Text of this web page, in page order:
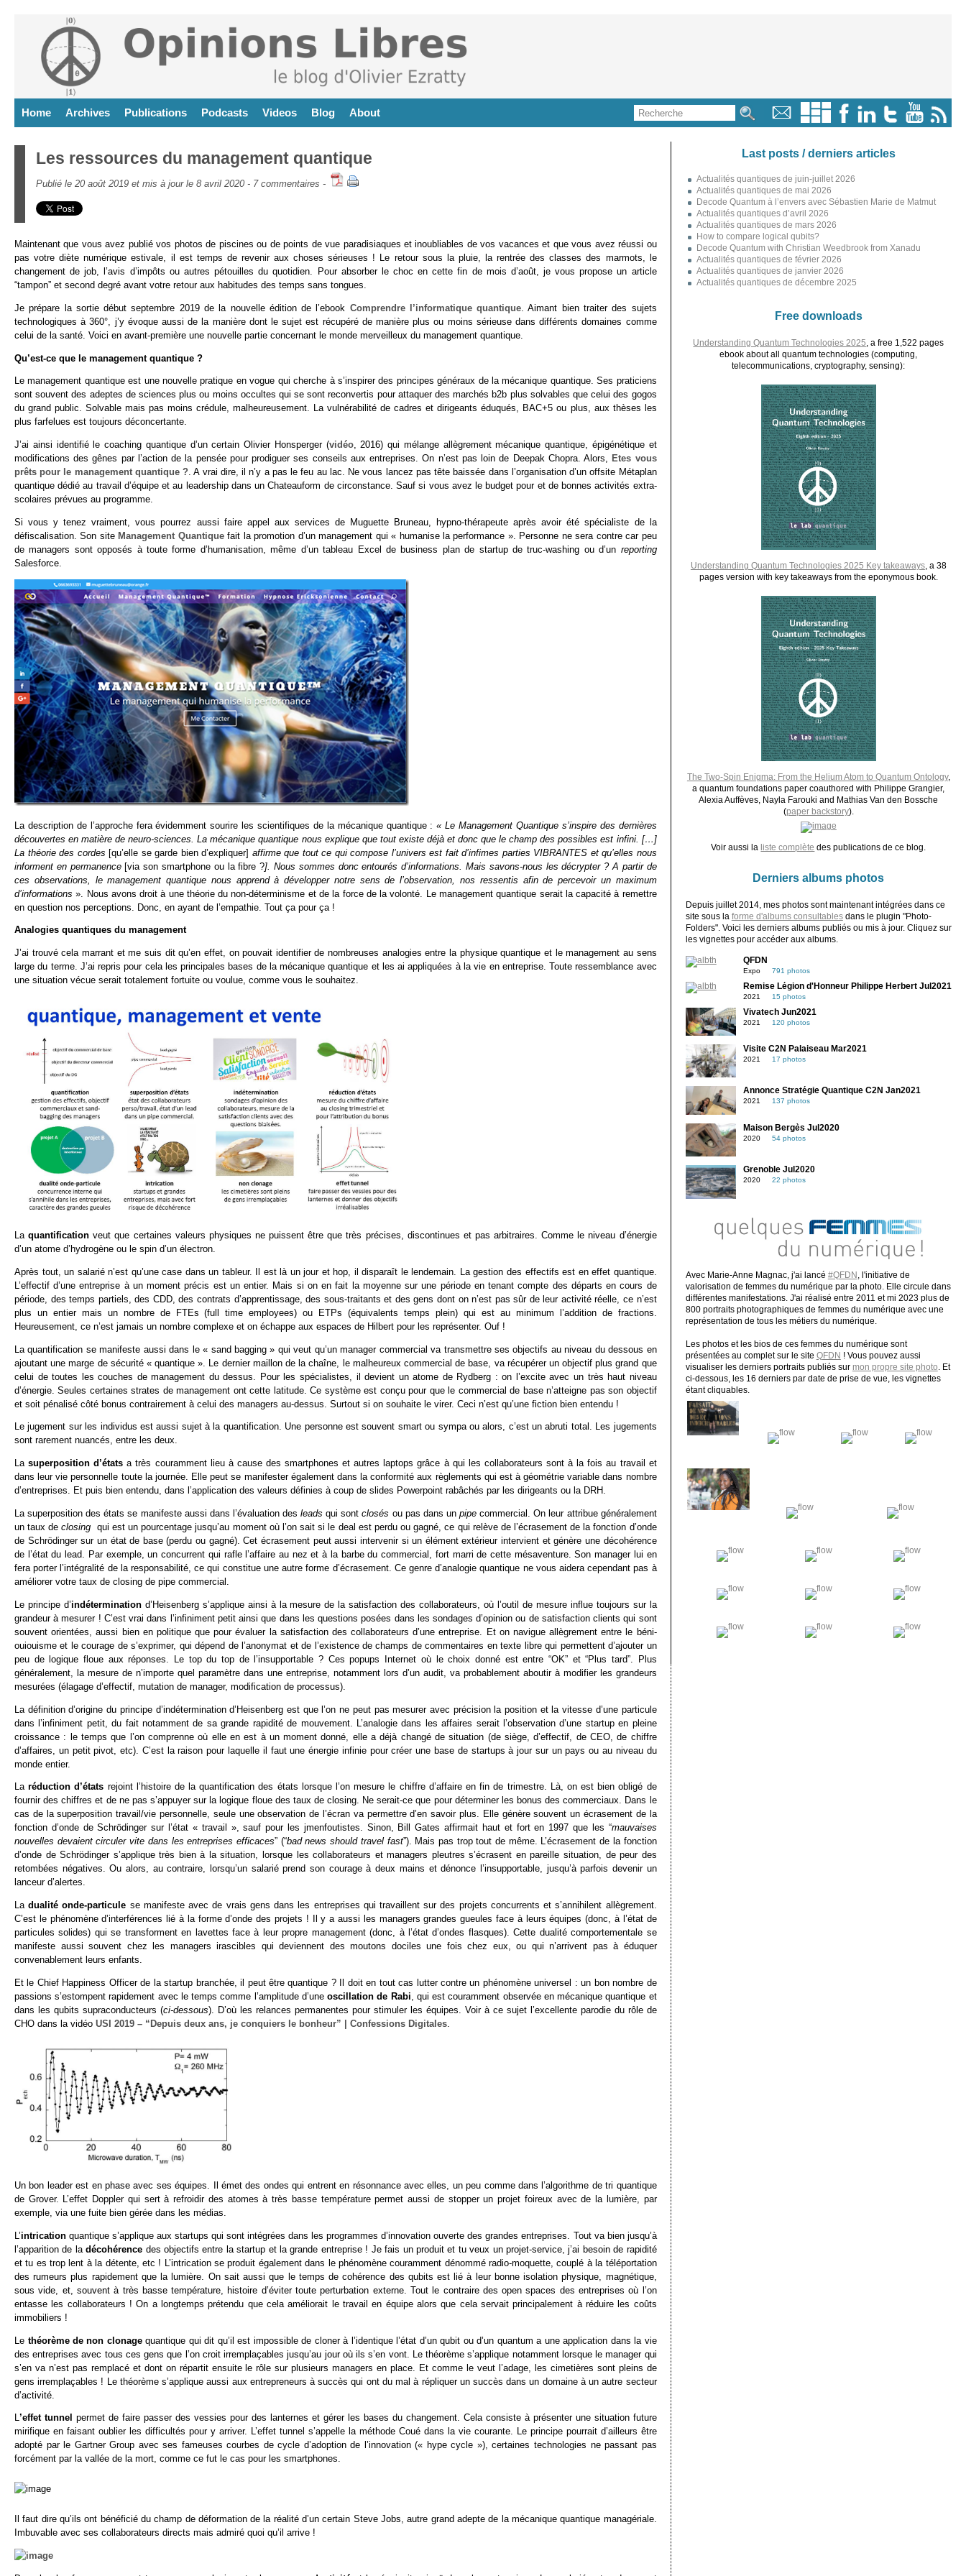
Home Archives Publications Podcasts Videos Blog About
Les ressources du management quantique
Publié le 20 août 2019 et mis à jour le 8 avril 2020 - 7 commentaires -
Maintenant que vous avez publié vos photos de piscines ou de points de vue paradisiaques et inoubliables de vos vacances et que vous avez réussi ou
pas votre diète numérique estivale, il est temps de revenir aux choses sérieuses ! Le retour sous la pluie, la rentrée des classes des marmots, le
changement de job, l’avis d’impôts ou autres pétouilles du quotidien. Pour absorber le choc en cette fin de mois d’août, je vous propose un article
“tampon” et second degré avant votre retour aux habitudes des temps sans tongues.
Je prépare la sortie début septembre 2019 de la nouvelle édition de l’ebook Comprendre l’informatique quantique . Aimant bien traiter des sujets
technologiques à 360°, j’y évoque aussi de la manière dont le sujet est récupéré de manière plus ou moins sérieuse dans différents domaines comme
celui de la santé. Voici en avant-première une nouvelle partie concernant le monde merveilleux du management quantique.
Qu’est-ce que le management quantique ?
Le management quantique est une nouvelle pratique en vogue qui cherche à s’inspirer des principes généraux de la mécanique quantique. Ses praticiens
sont souvent des adeptes de sciences plus ou moins occultes qui se sont reconvertis pour attaquer des marchés b2b plus solvables que celui des gogos
du grand public. Solvable mais pas moins crédule, malheureusement. La vulnérabilité de cadres et dirigeants éduqués, BAC+5 ou plus, aux thèses les
plus farfelues est toujours déconcertante.
J’ai ainsi identifié le coaching quantique d’un certain Olivier Honsperger (vidéo, 2016) qui mélange allègrement mécanique quantique, épigénétique et
modifications des gênes par l’action de la pensée pour prodiguer ses conseils aux entreprises. On n’est pas loin de Deepak Chopra. Alors, Etes vous
prêts pour le management quantique ?. A vrai dire, il n’y a pas le feu au lac. Ne vous lancez pas tête baissée dans l’organisation d’un offsite Métaplan
quantique dédié au travail d’équipe et au leadership dans un Chateauform de circonstance. Sauf si vous avez le budget pour et de bonnes activités extra-
scolaires prévues au programme.
Si vous y tenez vraiment, vous pourrez aussi faire appel aux services de Muguette Bruneau, hypno-thérapeute après avoir été spécialiste de la
défiscalisation. Son site Management Quantiquefait la promotion d’un management qui « humanise la performance ». Personne ne sera contre car peu
de managers sont opposés à toute forme d’humanisation, même d’un tableau Excel de business plan de startup de truc-washing ou d’un reporting
Salesforce.
La description de l’approche fera évidemment sourire les scientifiques de la mécanique quantique :« Le Management Quantique s’inspire des dernières
découvertes en matière de neuro-sciences. La mécanique quantique nous explique que tout existe déjà et donc que le champ des possibles est infini. […]
La théorie des cordes [qu’elle se garde bien d’expliquer] affirme que tout ce qui compose l’univers est fait d’infimes parties VIBRANTES et qu’elles nous
informent en permanence [via son smartphone ou la fibre ?]. Nous sommes donc entourés d’informations. Mais savons-nous les décrypter ? A partir de
ces observations, le management quantique nous apprend à développer notre sens de l’observation, nos ressentis afin de percevoir un maximum
d’informations ». Nous avons droit à une théorie du non-déterminisme et de la force de la volonté. Le management quantique serait la capacité à remettre
en question nos perceptions. Donc, en ayant de l’empathie. Tout ça pour ça !
Analogies quantiques du management
J’ai trouvé cela marrant et me suis dit qu’en effet, on pouvait identifier de nombreuses analogies entre la physique quantique et le management au sens
large du terme. J’ai repris pour cela les principales bases de la mécanique quantique et les ai appliquées à la vie en entreprise. Toute ressemblance avec
une situation vécue serait totalement fortuite ou voulue, comme vous le souhaitez.
Laquantification veut que certaines valeurs physiques ne puissent être que très précises, discontinues et pas arbitraires. Comme le niveau d’énergie
d’un atome d’hydrogène ou le spin d’un électron.
Après tout, un salarié n’est qu’une case dans un tableur. Il est là un jour et hop, il disparaît le lendemain. La gestion des effectifs est en effet quantique.
L’effectif d’une entreprise à un moment précis est un entier. Mais si on en fait la moyenne sur une période en tenant compte des départs en cours de
période, des temps partiels, des CDD, des contrats d’apprentissage, des sous-traitants et des gens dont on n’est pas sûr de leur activité réelle, ce n’est
plus un entier mais un nombre de FTEs (full time employees) ou ETPs (équivalents temps plein) qui est au minimum l’addition de fractions.
Heureusement, ce n’est jamais un nombre complexe et on échappe aux espaces de Hilbert pour les représenter. Ouf !
La quantification se manifeste aussi dans le « sand bagging » qui veut qu’un manager commercial va transmettre ses objectifs au niveau du dessous en
ajoutant une marge de sécurité « quantique ». Le dernier maillon de la chaîne, le malheureux commercial de base, va récupérer un objectif plus grand que
celui de toutes les couches de management du dessus. Pour les spécialistes, il devient un atome de Rydberg : on l’excite avec un très haut niveau
d’énergie. Seules certaines strates de management ont cette latitude. Ce système est conçu pour que le commercial de base n’atteigne pas son objectif
et soit pénalisé côté bonus contrairement à celui des managers au-dessus. Surtout si on souhaite le virer. Ceci n’est qu’une fiction bien entendu !
Le jugement sur les individus est aussi sujet à la quantification. Une personne est souvent smart ou sympa ou alors, c’est un abruti total. Les jugements
sont rarement nuancés, entre les deux.
Lasuperposition d’états a très couramment lieu à cause des smartphones et autres laptops grâce à qui les collaborateurs sont à la fois au travail et
dans leur vie personnelle toute la journée. Elle peut se manifester également dans la conformité aux règlements qui est à géométrie variable dans nombre
d’entreprises. Et puis bien entendu, dans l’application des valeurs définies à coup de slides Powerpoint rabâchés par les dirigeants ou la DRH.
La superposition des états se manifeste aussi dans l’évaluation desleads qui sontclosés ou pas dans unpipe commercial. On leur attribue généralement
un taux declosing qui est un pourcentage jusqu’au moment où l’on sait si le deal est perdu ou gagné, ce qui relève de l’écrasement de la fonction d’onde
de Schrödinger sur un état de base (perdu ou gagné). Cet écrasement peut aussi intervenir si un élément extérieur intervient et génère une décohérence
de l’état du lead. Par exemple, un concurrent qui rafle l’affaire au nez et à la barbe du commercial, fort marri de cette mésaventure. Son manager lui en
fera porter l’intégralité de la responsabilité, ce qui constitue une autre forme d’écrasement. Ce genre d’analogie quantique ne vous aidera cependant pas à
améliorer votre taux de closing de pipe commercial.
Le principe d’indéterminationd’Heisenberg s’applique ainsi à la mesure de la satisfaction des collaborateurs, où l’outil de mesure influe toujours sur la
grandeur à mesurer ! C’est vrai dans l’infiniment petit ainsi que dans les questions posées dans les sondages d’opinion ou de satisfaction clients qui sont
souvent orientées, aussi bien en politique que pour évaluer la satisfaction des collaborateurs d’une entreprise. Et on navigue allègrement entre le béni-
ouiouisme et le courage de s’exprimer, qui dépend de l’anonymat et de l’existence de champs de commentaires en texte libre qui permettent d’ajouter un
peu de logique floue aux réponses. Le top du top de l’insupportable ? Ces popups Internet où le choix donné est entre “OK” et “Plus tard”. Plus
généralement, la mesure de n’importe quel paramètre dans une entreprise, notamment lors d’un audit, va probablement aboutir à modifier les grandeurs
mesurées (élagage d’effectif, mutation de manager, modification de processus).
La définition d’origine du principe d’indétermination d’Heisenberg est que l’on ne peut pas mesurer avec précision la position et la vitesse d’une particule
dans l’infiniment petit, du fait notamment de sa grande rapidité de mouvement. L’analogie dans les affaires serait l’observation d’une startup en pleine
croissance : le temps que l’on comprenne où elle en est à un moment donné, elle a déjà changé de situation (de siège, d’effectif, de CEO, de chiffre
d’affaires, un petit pivot, etc). C’est la raison pour laquelle il faut une énergie infinie pour créer une base de startups à jour sur un pays ou au niveau du
monde entier.
Laréduction d’états rejoint l’histoire de la quantification des états lorsque l’on mesure le chiffre d’affaire en fin de trimestre. Là, on est bien obligé de
fournir des chiffres et de ne pas s’appuyer sur la logique floue des taux de closing. Ne serait-ce que pour déterminer les bonus des commerciaux. Dans le
cas de la superposition travail/vie personnelle, seule une observation de l’écran va permettre d’en savoir plus. Elle génère souvent un écrasement de la
fonction d’onde de Schrödinger sur l’état « travail », sauf pour les jmenfoutistes. Sinon, Bill Gates affirmait haut et fort en 1997 que les “mauvaises
nouvelles devaient circuler vite dans les entreprises efficaces” (“bad news should travel fast”). Mais pas trop tout de même. L’écrasement de la fonction
d’onde de Schrödinger s’applique très bien à la situation, lorsque les collaborateurs et managers pleutres s’écrasent en pareille situation, de peur des
retombées négatives. Ou alors, au contraire, lorsqu’un salarié prend son courage à deux mains et dénonce l’insupportable, jusqu’à parfois devenir un
lanceur d’alertes.
Ladualité onde-particule se manifeste avec de vrais gens dans les entreprises qui travaillent sur des projets concurrents et s’annihilent allègrement.
C’est le phénomène d’interférences lié à la forme d’onde des projets ! Il y a aussi les managers grandes gueules face à leurs équipes (donc, à l’état de
particules solides) qui se transforment en lavettes face à leur propre management (donc, à l’état d’ondes flasques). Cette dualité comportementale se
manifeste aussi souvent chez les managers irascibles qui deviennent des moutons dociles une fois chez eux, ou qui n’arrivent pas à éduquer
convenablement leurs enfants.
Et le Chief Happiness Officer de la startup branchée, il peut être quantique ? Il doit en tout cas lutter contre un phénomène universel : un bon nombre de
passions s’estompent rapidement avec le temps comme l’amplitude d’uneoscillation de Rabi , qui est couramment observée en mécanique quantique et
dans les qubits supraconducteurs (ci-dessous). D’où les relances permanentes pour stimuler les équipes. Voir à ce sujet l’excellente parodie du rôle de
CHO dans la vidéo USI 2019 – “Depuis deux ans, je conquiers le bonheur” | Confessions Digitales
Un bon leader est en phase avec ses équipes. Il émet des ondes qui entrent en résonnance avec elles, un peu comme dans l’algorithme de tri quantique
de Grover. L’effet Doppler qui sert à refroidir des atomes à très basse température permet aussi de stopper un projet foireux avec de la lumière, par
exemple, via une fuite bien gérée dans les médias.
L’intrication quantique s’applique aux startups qui sont intégrées dans les programmes d’innovation ouverte des grandes entreprises. Tout va bien jusqu’à
l’apparition de ladécohérence des objectifs entre la startup et la grande entreprise ! Je fais un produit et tu veux un projet-service, j’ai besoin de rapidité
et tu es trop lent à la détente, etc ! L’intrication se produit également dans le phénomène couramment dénommé radio-moquette, couplé à la téléportation
des rumeurs plus rapidement que la lumière. On sait aussi que le temps de cohérence des qubits est lié à leur bonne isolation physique, magnétique,
sous vide, et, souvent à très basse température, histoire d’éviter toute perturbation externe. Tout le contraire des open spaces des entreprises où l’on
entasse les collaborateurs ! On a longtemps prétendu que cela améliorait le travail en équipe alors que cela servait principalement à réduire les coûts
immobiliers !
Le théorème de non clonagequantique qui dit qu’il est impossible de cloner à l’identique l’état d’un qubit ou d’un quantum a une application dans la vie
des entreprises avec tous ces gens que l’on croit irremplaçables jusqu’au jour où ils s’en vont. Le théorème s’applique notamment lorsque le manager qui
s’en va n’est pas remplacé et dont on répartit ensuite le rôle sur plusieurs managers en place. Et comme le veut l’adage, les cimetières sont pleins de
gens irremplaçables ! Le théorème s’applique aussi aux entrepreneurs à succès qui ont du mal à répliquer un succès dans un domaine à un autre secteur
d’activité.
L’effet tunnel permet de faire passer des vessies pour des lanternes et gérer les bases du changement. Cela consiste à présenter une situation future
mirifique en faisant oublier les difficultés pour y arriver. L’effet tunnel s’appelle la méthode Coué dans la vie courante. Le principe pourrait d’ailleurs être
adopté par le Gartner Group avec ses fameuses courbes de cycle d’adoption de l’innovation (« hype cycle »), certaines technologies ne passant pas
forcément par la vallée de la mort, comme ce fut le cas pour les smartphones.
Il faut dire qu’ils ont bénéficié du champ de déformation de la réalité d’un certain Steve Jobs, autre grand adepte de la mécanique quantique managériale.
Imbuvable avec ses collaborateurs directs mais admiré quoi qu’il arrive !
Last posts / derniers articles
Actualités quantiques de juin-juillet 2026
Actualités quantiques de mai 2026
Decode Quantum à l’envers avec Sébastien Marie de Matmut
Actualités quantiques d’avril 2026
Actualités quantiques de mars 2026
How to compare logical qubits?
Decode Quantum with Christian Weedbrook from Xanadu
Actualités quantiques de février 2026
Actualités quantiques de janvier 2026
Actualités quantiques de décembre 2025
Free downloads
Understanding Quantum Technologies 2025 , a free 1,522 pages
ebook about all quantum technologies (computing,
telecommunications, cryptography, sensing):
Understanding Quantum Technologies 2025 Key takeaways, a 38
pages version with key takeaways from the eponymous book.
The Two-Spin Enigma: From the Helium Atom to Quantum Ontology,
a quantum foundations paper coauthored with Philippe Grangier,
Alexia Auffèves, Nayla Farouki and Mathias Van den Bossche
(paper backstory).
Voir aussi la liste complète des publications de ce blog.
Derniers albums photos
Depuis juillet 2014, mes photos sont maintenant intégrées dans ce
site sous la forme d'albums consultablesdans le plugin "Photo-
Folders". Voici les derniers albums publiés ou mis à jour. Cliquez sur
les vignettes pour accéder aux albums.
QFDN
Expo 791 photos
Remise Légion d'Honneur Philippe Herbert Jul2021
2021 15 photos
Vivatech Jun2021
2021 120 photos
Visite C2N Palaiseau Mar2021
2021 17 photos
Annonce Stratégie Quantique C2N Jan2021
2021 137 photos
Maison Bergès Jul2020
2020 54 photos
Grenoble Jul2020
2020 22 photos
Avec Marie-Anne Magnac, j'ai lancé #QFDN
, l'initiative de
valorisation de femmes du numérique par la photo. Elle circule dans
différentes manifestations. J'ai réalisé entre 2011 et mi 2023 plus de
800 portraits photographiques de femmes du numérique avec une
représentation de tous les métiers du numérique.
Les photos et les bios de ces femmes du numérique sont
présentées au complet sur le site QFDN ! Vous pouvez aussi
visualiser les derniers portraits publiés sur mon propre site photo . Et
ci-dessous, les 16 derniers par date de prise de vue, les vignettes
étant cliquables.